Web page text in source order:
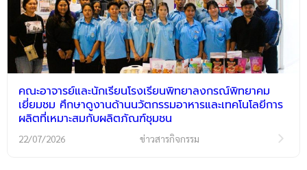
คณะอาจารย์และนักเรียนโรงเรียนพิทยาลงกรณ์พิทยาคม
เยี่ยมชม ศึกษาดูงานด้านนวัตกรรมอาหารและเทคโนโลยีการ
ผลิตที่เหมาะสมกับผลิตภัณฑ์ชุมชน
22/07/2026 ข่าวสารกิจกรรม